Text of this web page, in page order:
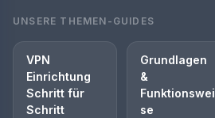
UNSERE THEMEN-GUIDES
VPN
Einrichtung
Schritt für
Schritt
Grundlagen
&
Funktionswei
se